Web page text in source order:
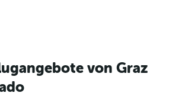
von Graz